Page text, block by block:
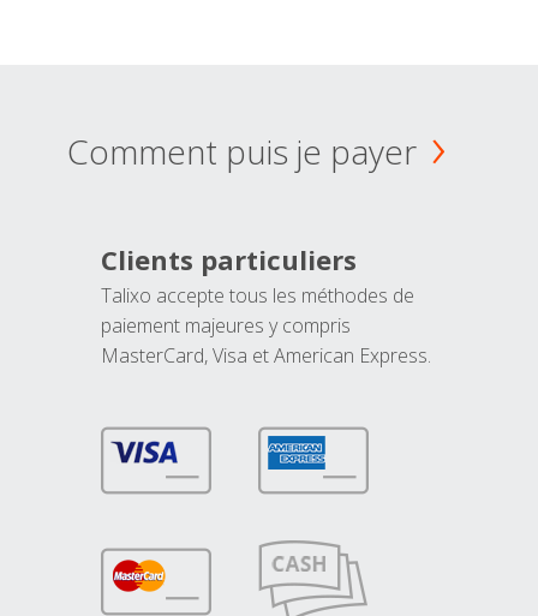
Comment puis je payer
Clients particuliers
Talixo accepte tous les méthodes de
paiement majeures y compris
MasterCard, Visa et American Express.